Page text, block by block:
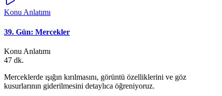
Konu Anlatımı
39. Gün: Mercekler
Konu Anlatımı
47 dk.
Merceklerde ışığın kırılmasını, görüntü özelliklerini ve göz
kusurlarının giderilmesini detaylıca öğreniyoruz.